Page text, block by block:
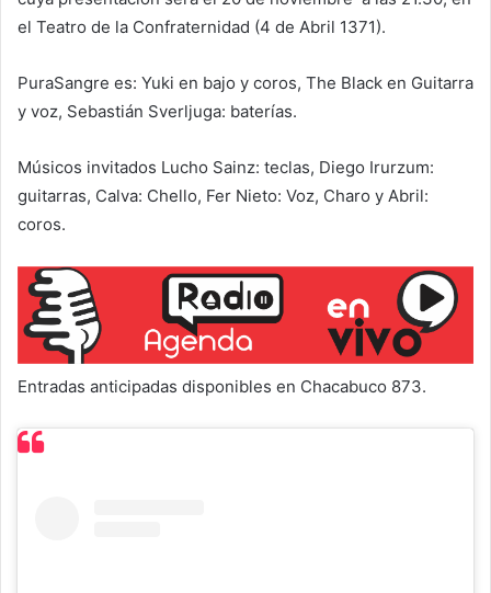
el Teatro de la Confraternidad (4 de Abril 1371).
PuraSangre es: Yuki en bajo y coros, The Black en Guitarra
y voz, Sebastián Sverljuga: baterías.
Músicos invitados Lucho Sainz: teclas, Diego Irurzum:
guitarras, Calva: Chello, Fer Nieto: Voz, Charo y Abril:
coros.
Entradas anticipadas disponibles en Chacabuco 873.